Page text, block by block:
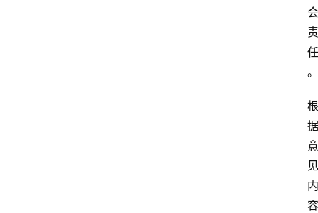
会
责
任
。
根
据
意
见
内
容